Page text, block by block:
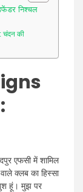
निश्चल
चंदन की
एफसी में शामिल
क्लब का हिस्सा
हूं। मुझ पर